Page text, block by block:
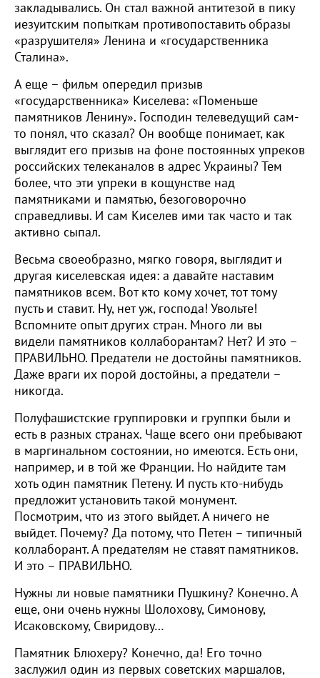
закладывались. Он стал важной антитезой в пику
иезуитским попыткам противопоставить образы
«разрушителя» Ленина и «государственника
Сталина».
А еще – фильм опередил призыв
«государственника» Киселева: «Поменьше
памятников Ленину». Господин телеведущий сам-
то понял, что сказал? Он вообще понимает, как
выглядит его призыв на фоне постоянных упреков
российских телеканалов в адрес Украины? Тем
более, что эти упреки в кощунстве над
памятниками и памятью, безоговорочно
справедливы. И сам Киселев ими так часто и так
активно сыпал.
Весьма своеобразно, мягко говоря, выглядит и
другая киселевская идея: а давайте наставим
памятников всем. Вот кто кому хочет, тот тому
пусть и ставит. Ну, нет уж, господа! Увольте!
Вспомните опыт других стран. Много ли вы
видели памятников коллаборантам? Нет? И это –
ПРАВИЛЬНО. Предатели не достойны памятников.
Даже враги их порой достойны, а предатели –
никогда.
Полуфашистские группировки и группки были и
есть в разных странах. Чаще всего они пребывают
в маргинальном состоянии, но имеются. Есть они,
например, и в той же Франции. Но найдите там
хоть один памятник Петену. И пусть кто-нибудь
предложит установить такой монумент.
Посмотрим, что из этого выйдет. А ничего не
выйдет. Почему? Да потому, что Петен – типичный
коллаборант. А предателям не ставят памятников.
И это – ПРАВИЛЬНО.
Нужны ли новые памятники Пушкину? Конечно. А
еще, они очень нужны Шолохову, Симонову,
Исаковскому, Свиридову…
Памятник Блюхеру? Конечно, да! Его точно
заслужил один из первых советских маршалов,